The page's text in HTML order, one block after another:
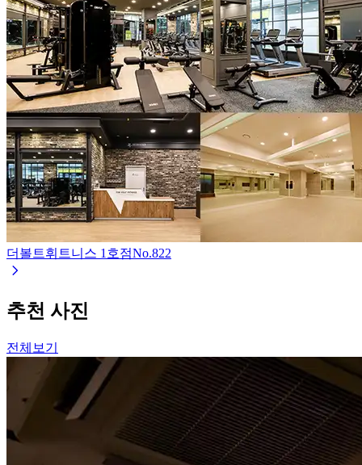
더볼트휘트니스 1호점No.822
추천 사진
전체보기